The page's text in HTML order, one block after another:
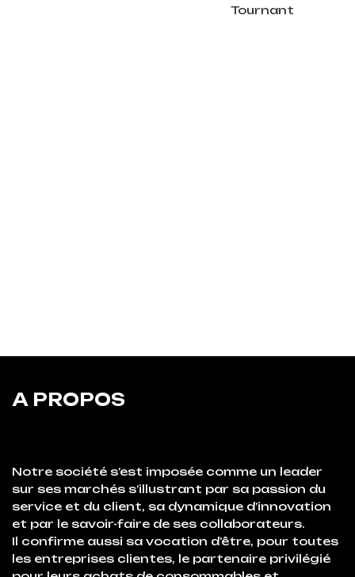
Tournant
A PROPOS
Notre société s’est imposée comme un leader
sur ses marchés s’illustrant par sa passion du
service et du client, sa dynamique d’innovation
et par le savoir-faire de ses collaborateurs.
Il confirme aussi sa vocation d’être, pour toutes
les entreprises clientes, le partenaire privilégié